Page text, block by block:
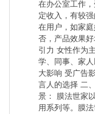
在办公室工作
定收入，有较
在用户，如家
否，产品效果
引力 女性作为
学、同事、家
大影响 受广告
言人的选择 二
景： 膜法世家
用系列等。膜